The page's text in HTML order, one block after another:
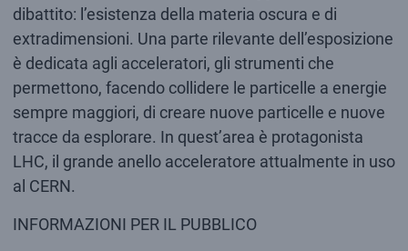
dibattito: l’esistenza della materia oscura e di
extradimensioni. Una parte rilevante dell’esposizione
è dedicata agli acceleratori, gli strumenti che
permettono, facendo collidere le particelle a energie
sempre maggiori, di creare nuove particelle e nuove
tracce da esplorare. In quest’area è protagonista
LHC, il grande anello acceleratore attualmente in uso
al CERN.
INFORMAZIONI PER IL PUBBLICO